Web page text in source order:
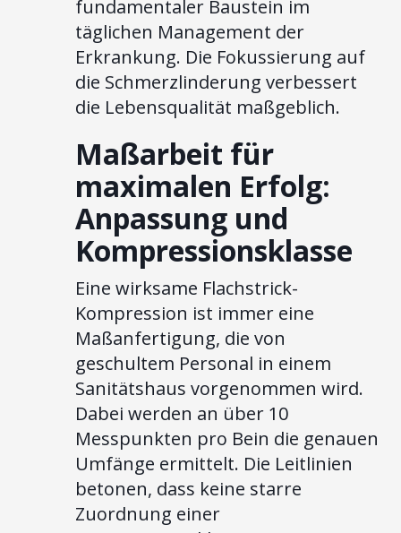
fundamentaler Baustein im
täglichen Management der
Erkrankung. Die Fokussierung auf
die Schmerzlinderung verbessert
die Lebensqualität maßgeblich.
Maßarbeit für
maximalen Erfolg:
Anpassung und
Kompressionsklasse
Eine wirksame Flachstrick-
Kompression ist immer eine
Maßanfertigung, die von
geschultem Personal in einem
Sanitätshaus vorgenommen wird.
Dabei werden an über 10
Messpunkten pro Bein die genauen
Umfänge ermittelt. Die Leitlinien
betonen, dass keine starre
Zuordnung einer